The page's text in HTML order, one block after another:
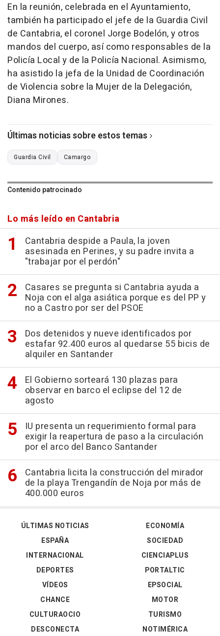
En la reunión, celebrada en el Ayuntamiento,
también ha participado el jefe de la Guardia Civil
de Cantabria, el coronel Jorge Bodelón, y otros
mandos del cuerpo, así como responsables de la
Policía Local y de la Policía Nacional. Asimismo,
ha asistido la jefa de la Unidad de Coordinación
de Violencia sobre la Mujer de la Delegación,
Diana Mirones.
Últimas noticias sobre estos temas
Guardia Civil Camargo
Contenido patrocinado
Lo más leído en Cantabria
Cantabria despide a Paula, la joven
asesinada en Perines, y su padre invita a
"trabajar por el perdón"
Casares se pregunta si Cantabria ayuda a
Noja con el alga asiática porque es del PP y
no a Castro por ser del PSOE
Dos detenidos y nueve identificados por
estafar 92.400 euros al quedarse 55 bicis de
alquiler en Santander
El Gobierno sorteará 130 plazas para
observar en barco el eclipse del 12 de
agosto
IU presenta un requerimiento formal para
exigir la reapertura de paso a la circulación
por el arco del Banco Santander
Cantabria licita la construcción del mirador
de la playa Trengandín de Noja por más de
400.000 euros
ÚLTIMAS NOTICIAS
ESPAÑA
INTERNACIONAL
DEPORTES
VÍDEOS
ECONOMÍA
SOCIEDAD
CIENCIAPLUS
PORTALTIC
EPSOCIAL
CHANCE
CULTURAOCIO
DESCONECTA
MOTOR
TURISMO
NOTIMÉRICA